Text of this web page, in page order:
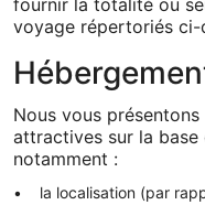
fournir la totalité ou
voyage répertoriés ci-
Nous vous
attractives sur la
notamment :
la localisation (par